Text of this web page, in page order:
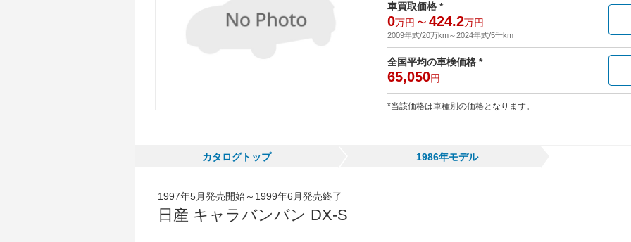
車買取価格 *
0万円 ～424.2万円
2009年式/20万km～2024年式/5千km
全国平均の車検価格 *
65,050円
*当該価格は車種別の価格となります。
カタログトップ 1986年モデル
1997年5月発売開始～1999年6月発売終了
日産 キャラバンバン DX-S